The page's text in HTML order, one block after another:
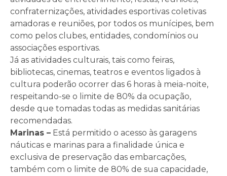
confraternizações, atividades esportivas coletivas
amadoras e reuniões, por todos os munícipes, bem
como pelos clubes, entidades, condomínios ou
associações esportivas.
Já as atividades culturais, tais como feiras,
bibliotecas, cinemas, teatros e eventos ligados à
cultura poderão ocorrer das 6 horas à meia-noite,
respeitando-se o limite de 80% da ocupação,
desde que tomadas todas as medidas sanitárias
recomendadas.
Marinas – Está permitido o acesso às garagens
náuticas e marinas para a finalidade única e
exclusiva de preservação das embarcações,
também com o limite de 80% de sua capacidade,